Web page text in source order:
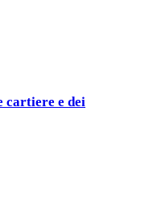
cartiere e dei